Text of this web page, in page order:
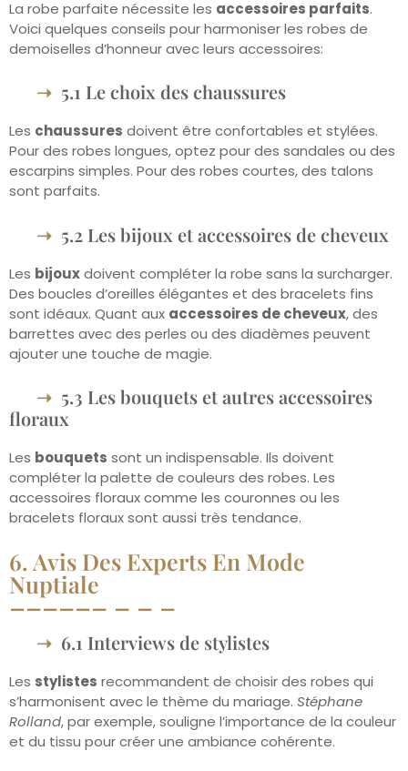
La robe parfaite nécessite les accessoires parfaits.
Voici quelques conseils pour harmoniser les robes de
demoiselles d’honneur avec leurs accessoires:
5.1 Le choix des chaussures
Les chaussures doivent être confortables et stylées.
Pour des robes longues, optez pour des sandales ou des
escarpins simples. Pour des robes courtes, des talons
sont parfaits.
5.2 Les bijoux et accessoires de cheveux
Les bijouxdoivent compléter la robe sans la surcharger.
Des boucles d’oreilles élégantes et des bracelets fins
sont idéaux. Quant aux accessoires de cheveux, des
barrettes avec des perles ou des diadèmes peuvent
ajouter une touche de magie.
5.3 Les bouquets et autres accessoires
floraux
Les bouquets sont un indispensable. Ils doivent
compléter la palette de couleurs des robes. Les
accessoires floraux comme les couronnes ou les
bracelets floraux sont aussi très tendance.
6. Avis Des Experts En Mode
Nuptiale
6.1 Interviews de stylistes
Les stylistes recommandent de choisir des robes qui
s’harmonisent avec le thème du mariage. Stéphane
Rolland, par exemple, souligne l’importance de la couleur
et du tissu pour créer une ambiance cohérente.